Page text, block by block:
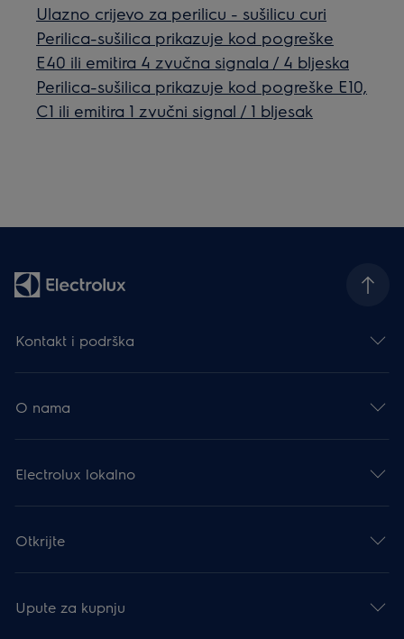
Ulazno crijevo za perilicu - sušilicu curi
Perilica-sušilica prikazuje kod pogreške
E40 ili emitira 4 zvučna signala / 4 bljeska
Perilica-sušilica prikazuje kod pogreške E10,
C1 ili emitira 1 zvučni signal / 1 bljesak
Kontakt i podrška
O nama
Electrolux lokalno
Otkrijte
Upute za kupnju